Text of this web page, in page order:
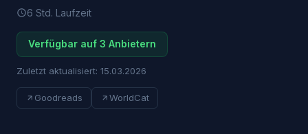
6 Std. Laufzeit
Verfügbar auf 3 Anbietern
Zuletzt aktualisiert: 15.03.2026
Goodreads WorldCat